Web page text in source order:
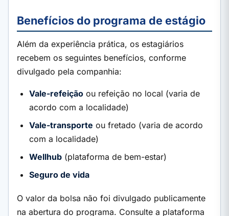
Benefícios do programa de estágio
Além da experiência prática, os estagiários
recebem os seguintes benefícios, conforme
divulgado pela companhia:
Vale-refeição ou refeição no local (varia de
acordo com a localidade)
Vale-transporte ou fretado (varia de acordo
com a localidade)
Wellhub (plataforma de bem-estar)
Seguro de vida
O valor da bolsa não foi divulgado publicamente
na abertura do programa. Consulte a plataforma